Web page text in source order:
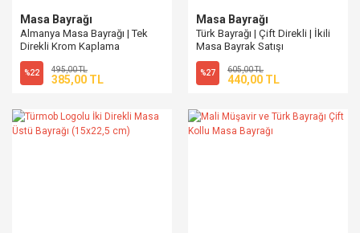
Masa Bayrağı
Almanya Masa Bayrağı | Tek
Direkli Krom Kaplama
%22 495,00 TL
385,00 TL
Masa Bayrağı
Türk Bayrağı | Çift Direkli | İkili
Masa Bayrak Satışı
%27 605,00 TL
440,00 TL